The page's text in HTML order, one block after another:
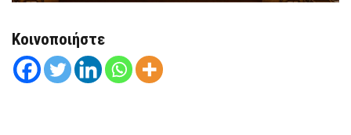
Κοινοποιήστε